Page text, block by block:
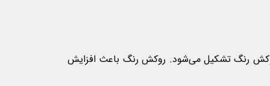
روکش رنگ تشکیل می‌شود. روکش رنگ باعث افزایش